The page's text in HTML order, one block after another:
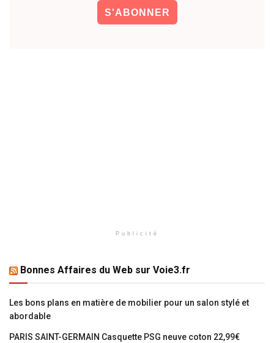
Publicité
Bonnes Affaires du Web sur Voie3.fr
Les bons plans en matière de mobilier pour un salon stylé et
abordable
PARIS SAINT-GERMAIN Casquette PSG neuve coton 22,99€